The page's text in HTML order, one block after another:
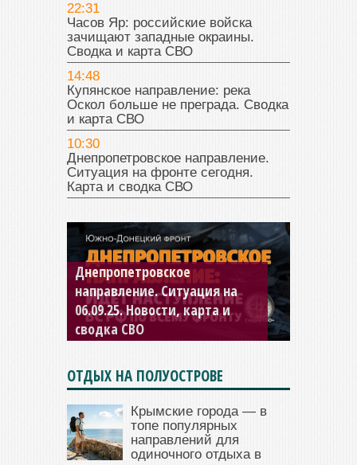
22:31
Часов Яр: российские войска
зачищают западные окраины.
Сводка и карта СВО
14:48
Купянское направление: река
Оскол больше не преграда. Сводка
и карта СВО
10:30
Днепропетровское направление.
Ситуация на фронте сегодня.
Карта и сводка СВО
Днепропетровское
направление. Ситуация на
06.09.25. Новости, карта и
сводка СВО
Константиновское
направление. Ситуация на
04.09.25 Новости, карта и
сводка СВО
ОТДЫХ НА ПОЛУОСТРОВЕ
Крымские города — в
топе популярных
направлений для
одиночного отдыха в